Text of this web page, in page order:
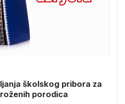
školskog pribora za
porodica